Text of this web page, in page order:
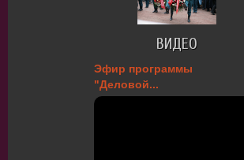
ВИДЕО
Эфир программы
"Деловой...